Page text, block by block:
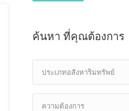
ค้นหา ที่คุณต้องการ
ประเภทอสังหาริมทรัพย์
ความต้องการ